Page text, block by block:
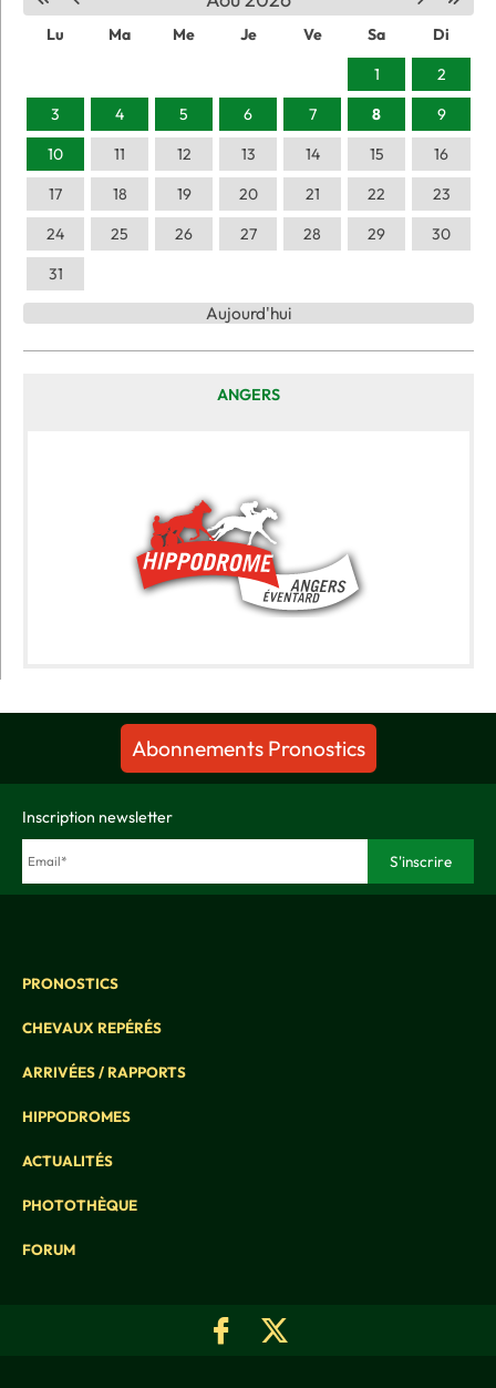
Lu Ma Me Je Ve Sa
Di
1
2
3
4 5 6 7 8
9
10
11 12 13 14 15
16
17
18 19 20 21 22
23
24
25 26 27 28 29
30
31
Aujourd'hui
ANGERS
Abonnements Pronostics
Inscription newsletter
PRONOSTICS
CHEVAUX REPÉRÉS
ARRIVÉES / RAPPORTS
HIPPODROMES
ACTUALITÉS
PHOTOTHÈQUE
FORUM